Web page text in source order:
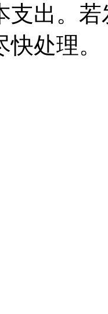
支出。
处理。